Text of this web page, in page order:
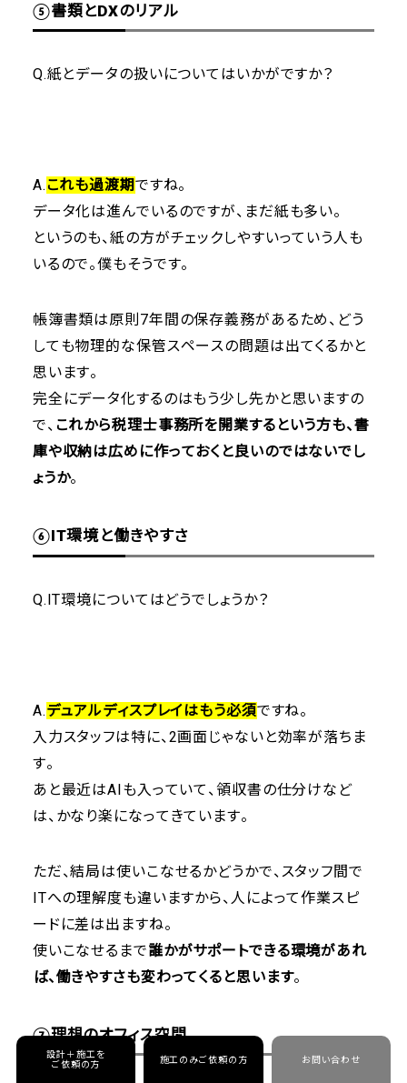
⑤書類とDXのリアル
Q.紙とデータの扱いについてはいかがですか？
A.これも過渡期ですね。
データ化は進んでいるのですが、まだ紙も多い。
というのも、紙の方がチェックしやすいっていう人も
いるので。僕もそうです。
帳簿書類は原則7年間の保存義務があるため、どう
しても物理的な保管スペースの問題は出てくるかと
思います。
完全にデータ化するのはもう少し先かと思いますの
で、 これから税理士事務所を開業するという方も、書
庫や収納は広めに作っておくと良いのではないでし
ょうか。
⑥IT環境と働きやすさ
Q.IT環境についてはどうでしょうか？
A.デュアルディスプレイはもう必須ですね。
入力スタッフは特に、2画面じゃないと効率が落ちま
す。
あと最近はAIも入っていて、領収書の仕分けなど
は、かなり楽になってきています。
ただ、結局は使いこなせるかどうかで、スタッフ間で
ITへの理解度も違いますから、人によって作業スピ
ードに差は出ますね。
使いこなせるまで誰かがサポートできる環境があれ
ば、働きやすさも変わってくると思います。
⑦理想のオフィス空間
設計＋施工を
ご依頼の方
施工のみご依頼の方 お問い合わせ